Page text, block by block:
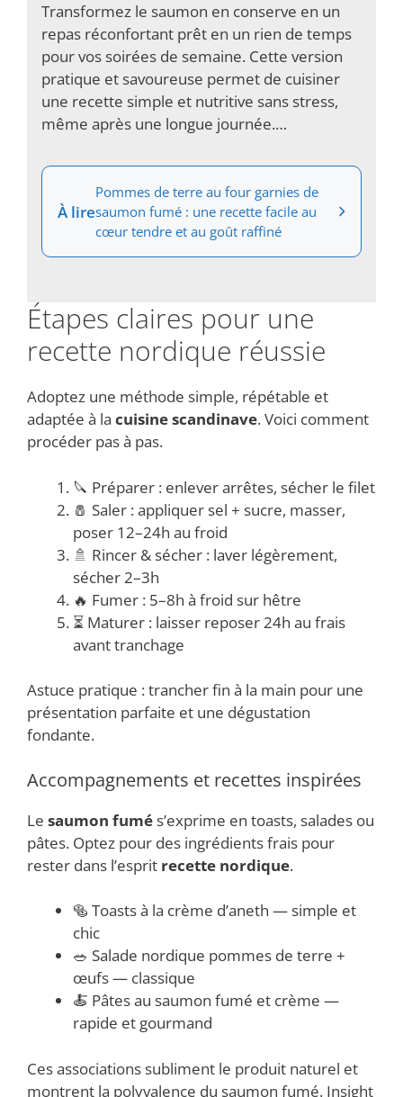
Transformez le saumon en conserve en un
repas réconfortant prêt en un rien de temps
pour vos soirées de semaine. Cette version
pratique et savoureuse permet de cuisiner
une recette simple et nutritive sans stress,
même après une longue journée.…
À lire
Pommes de terre au four garnies de
saumon fumé : une recette facile au
cœur tendre et au goût raffiné
Étapes claires pour une
recette nordique réussie
Adoptez une méthode simple, répétable et
adaptée à la cuisine scandinave. Voici comment
procéder pas à pas.
🔪 Préparer : enlever arrêtes, sécher le filet
🧂 Saler : appliquer sel + sucre, masser,
poser 12–24h au froid
🚿 Rincer & sécher : laver légèrement,
sécher 2–3h
🔥 Fumer : 5–8h à froid sur hêtre
⏳ Maturer : laisser reposer 24h au frais
avant tranchage
Astuce pratique : trancher fin à la main pour une
présentation parfaite et une dégustation
fondante.
Accompagnements et recettes inspirées
Le saumon fumé s’exprime en toasts, salades ou
pâtes. Optez pour des ingrédients frais pour
rester dans l’esprit recette nordique.
🥯 Toasts à la crème d’aneth — simple et
chic
🥗 Salade nordique pommes de terre +
œufs — classique
🍝 Pâtes au saumon fumé et crème —
rapide et gourmand
Ces associations subliment le produit naturel et
montrent la polyvalence du saumon fumé. Insight